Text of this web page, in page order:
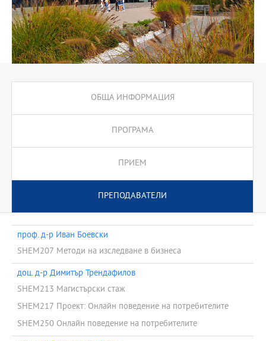
ОБЩА ИНФОРМАЦИЯ
ПРОГРАМА
ПРИЕМ
ПРЕПОДАВАТЕЛИ
проф. д-р Иван Боевски
SHEM207 Методи на изследване в бизнеса
доц. д-р Димитър Трендафилов
SHEM213 Магистърски стаж
SHEM217 Проект: Онлайн поведение на потребителите
SHEM250 Онлайн поведение на потребителите